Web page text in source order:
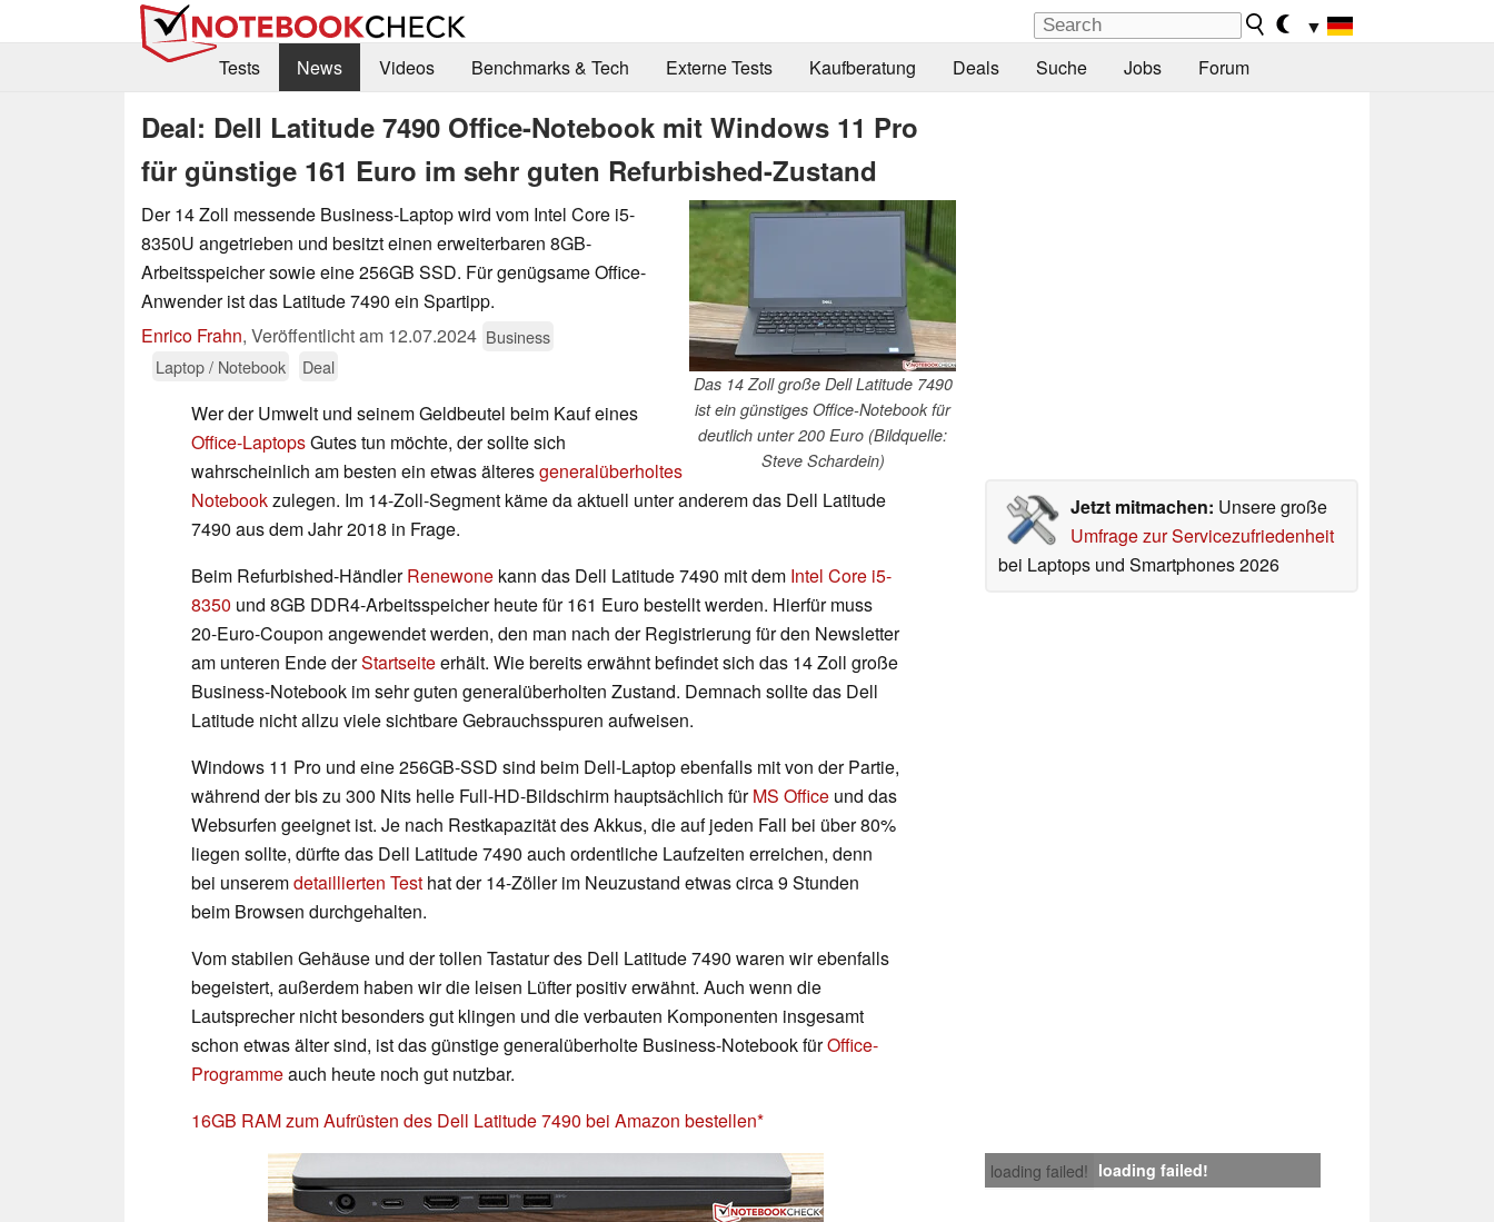
▼
Tests
News Videos Benchmarks & Tech Externe Tests Kaufberatung Deals Suche Jobs Forum
Deal: Dell Latitude 7490 Office-Notebook mit Windows 11 Pro
für günstige 161 Euro im sehr guten Refurbished-Zustand
Das 14 Zoll große Dell Latitude 7490
ist ein günstiges Office-Notebook für
deutlich unter 200 Euro (Bildquelle:
Steve Schardein)
Der 14 Zoll messende Business-Laptop wird vom Intel Core i5-
8350U angetrieben und besitzt einen erweiterbaren 8GB-
Arbeitsspeicher sowie eine 256GB SSD. Für genügsame Office-
Anwender ist das Latitude 7490 ein Spartipp.
Enrico Frahn, Veröffentlicht am 12.07.2024 Business
Laptop / Notebook
Deal
Jetzt mitmachen: Unsere große
Umfrage zur Servicezufriedenheit
bei Laptops und Smartphones 2026
Wer der Umwelt und seinem Geldbeutel beim Kauf eines
Office-LaptopsGutes tun möchte, der sollte sich
wahrscheinlich am besten ein etwas älteresgeneralüberholtes
Notebookzulegen. Im 14-Zoll-Segment käme da aktuell unter anderem das Dell Latitude
7490 aus dem Jahr 2018 in Frage.
Beim Refurbished-HändlerRenewone kann das Dell Latitude 7490 mit dem Intel Core i5-
8350 und 8GB DDR4-Arbeitsspeicher heute für 161 Euro bestellt werden. Hierfür muss
20-Euro-Coupon angewendet werden, den man nach der Registrierung für den Newsletter
am unteren Ende derStartseiteerhält. Wie bereits erwähnt befindet sich das 14 Zoll große
Business-Notebook im sehr guten generalüberholten Zustand. Demnach sollte das Dell
Latitude nicht allzu viele sichtbare Gebrauchsspuren aufweisen.
Windows 11 Pro und eine 256GB-SSD sind beim Dell-Laptop ebenfalls mit von der Partie,
während der bis zu 300 Nits helle Full-HD-Bildschirm hauptsächlich fürMS Office und das
Websurfen geeignet ist. Je nach Restkapazität des Akkus, die auf jeden Fall bei über 80%
liegen sollte, dürfte das Dell Latitude 7490 auch ordentliche Laufzeiten erreichen, denn
bei unseremdetaillierten Test hat der 14-Zöller im Neuzustand etwas circa 9 Stunden
beim Browsen durchgehalten.
Vom stabilen Gehäuse und der tollen Tastatur des Dell Latitude 7490 waren wir ebenfalls
begeistert, außerdem haben wir die leisen Lüfter positiv erwähnt. Auch wenn die
Lautsprecher nicht besonders gut klingen und die verbauten Komponenten insgesamt
schon etwas älter sind, ist das günstige generalüberholte Business-Notebook fürOffice-
Programmeauch heute noch gut nutzbar.
16GB RAM zum Aufrüsten des Dell Latitude 7490 bei Amazon bestellen
loading failed! loading failed!